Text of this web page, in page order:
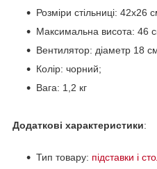
Розміри стільниці: 42х26
Максимальна висота: 46
Вентилятор: діаметр 18
Колір: чорний;
Вага: 1,2 кг
Додаткові характеристики:
Тип товару: підставки і